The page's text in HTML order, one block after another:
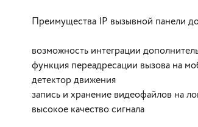
Преимущества IP вызывной панели
возможность интеграции
функция переадресации вызова на
детектор движения
запись и хранение видеофайлов на
высокое качество сигнала